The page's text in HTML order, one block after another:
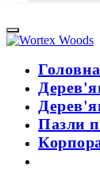
Головна
Пазли